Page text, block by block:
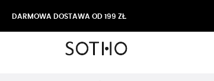
DARMOWA DOSTAWA OD 199 ZŁ